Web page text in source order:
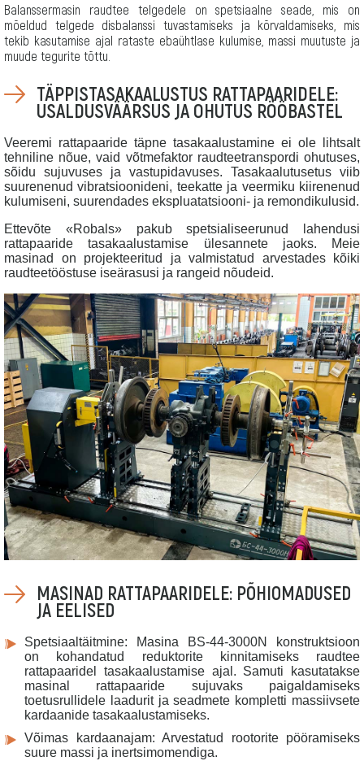
Balanssermasin raudtee telgedele on spetsiaalne seade, mis on
mõeldud telgede disbalanssi tuvastamiseks ja kõrvaldamiseks, mis
tekib kasutamise ajal rataste ebaühtlase kulumise, massi muutuste ja
muude tegurite tõttu.
TÄPPISTASAKAALUSTUS RATTAPAARIDELE:
USALDUSVÄÄRSUS JA OHUTUS RÖÖBASTEL
Veeremi rattapaaride täpne tasakaalustamine ei ole lihtsalt
tehniline nõue, vaid võtmefaktor raudteetranspordi ohutuses,
sõidu sujuvuses ja vastupidavuses. Tasakaalutusetus viib
suurenenud vibratsioonideni, teekatte ja veermiku kiirenenud
kulumiseni, suurendades ekspluatatsiooni- ja remondikulusid.
Ettevõte «Robals» pakub spetsialiseerunud lahendusi
rattapaaride tasakaalustamise ülesannete jaoks. Meie
masinad on projekteeritud ja valmistatud arvestades kõiki
raudteetööstuse iseärasusi ja rangeid nõudeid.
MASINAD RATTAPAARIDELE: PÕHIOMADUSED
JA EELISED
Spetsiaaltäitmine: Masina BS-44-3000N konstruktsioon
on kohandatud reduktorite kinnitamiseks raudtee
rattapaaridel tasakaalustamise ajal. Samuti kasutatakse
masinal rattapaaride sujuvaks paigaldamiseks
toetusrullidele laadurit ja seadmete kompletti massiivsete
kardaanide tasakaalustamiseks.
Võimas kardaanajam: Arvestatud rootorite pööramiseks
suure massi ja inertsimomendiga.